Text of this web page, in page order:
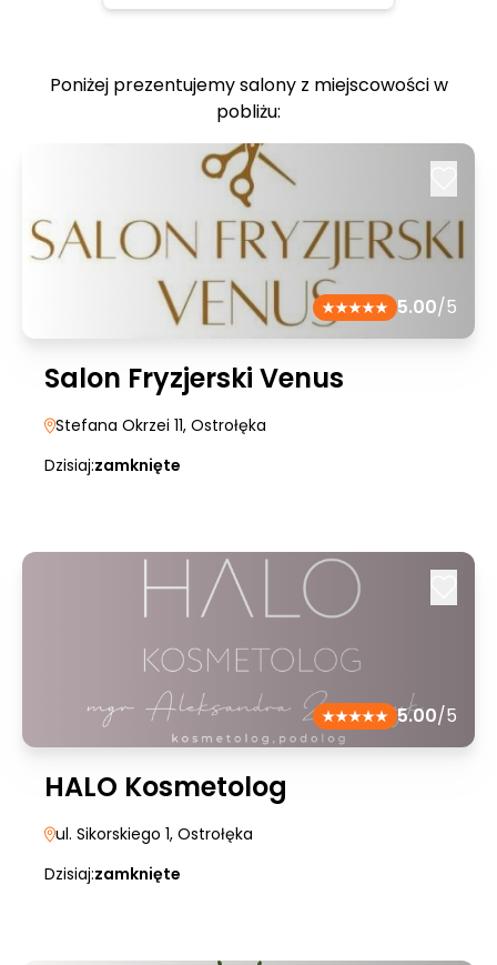
Poniżej prezentujemy salony z miejscowości w
pobliżu:
5.00/5
Salon Fryzjerski Venus
Stefana Okrzei 11, Ostrołęka
Dzisiaj:zamknięte
5.00/5
HALO Kosmetolog
ul. Sikorskiego 1, Ostrołęka
Dzisiaj:zamknięte